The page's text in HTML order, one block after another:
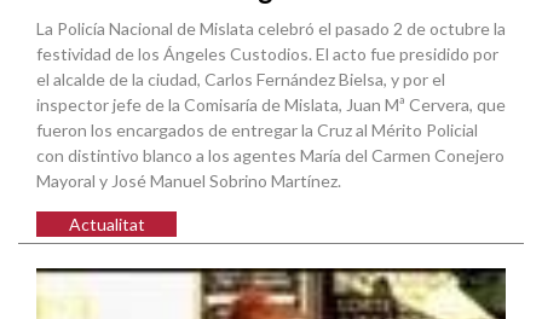
La Policía Nacional de Mislata celebró el pasado 2 de octubre la
festividad de los Ángeles Custodios. El acto fue presidido por
el alcalde de la ciudad, Carlos Fernández Bielsa, y por el
inspector jefe de la Comisaría de Mislata, Juan Mª Cervera, que
fueron los encargados de entregar la Cruz al Mérito Policial
con distintivo blanco a los agentes María del Carmen Conejero
Mayoral y José Manuel Sobrino Martínez.
Actualitat